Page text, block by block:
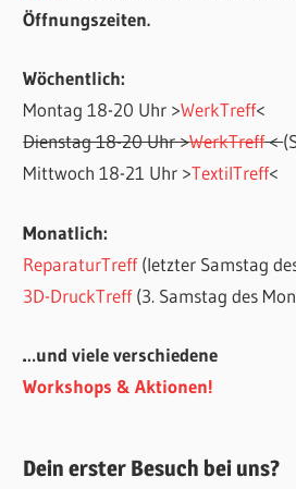
Öffnungszeiten.
Wöchentlich:
Montag 18-20 Uhr >WerkTreff<
Dienstag 18-20 Uhr >WerkTreff<
Mittwoch 18-21 Uhr >TextilTreff<
Monatlich:
ReparaturTreff(letzter Samstag
3D-DruckTreff(3. Samstag des
…und viele verschiedene
Workshops & Aktionen!
Dein erster Besuch bei uns?